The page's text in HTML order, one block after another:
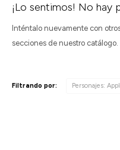
¡Lo sentimos! No hay
Inténtalo nuevamente con
secciones de nuestro catálogo.
Filtrando por: Personajes: